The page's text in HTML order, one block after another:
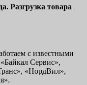
Разгрузка товара
с известными
Сервис»,
«НордВил»,